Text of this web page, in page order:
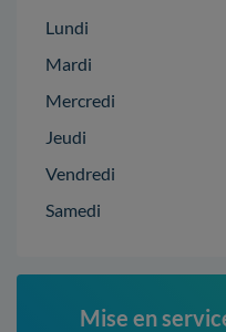
Lundi
Mardi
Mercredi
Jeudi
Vendredi
Samedi
Mise en